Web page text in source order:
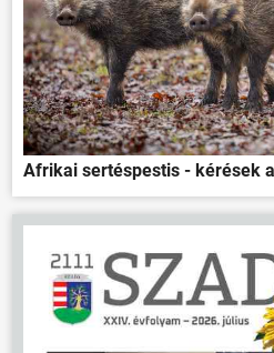
Afrikai sertéspestis - kérések